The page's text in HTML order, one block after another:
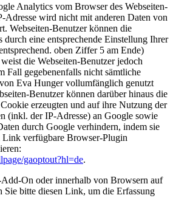
Analytics vom Browser des Webseiten-
Adresse wird nicht mit anderen Daten von
Webseiten-Benutzer können die
durch eine entsprechende Einstellung Ihrer
oben Ziffer 5 am Ende)
die Webseiten-Benutzer jedoch
Fall gegebenenfalls nicht sämtliche
Eva Hunger vollumfänglich genutzt
Benutzer können darüber hinaus die
erzeugten und auf ihre Nutzung der
(inkl. der IP-Adresse) an Google sowie
durch Google verhindern, indem sie
Link verfügbare Browser-Plugin
gaoptout?hl=de.
On oder innerhalb von Browsern auf
Sie bitte diesen Link, um die Erfassung